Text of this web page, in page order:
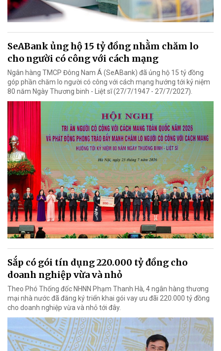
SeABank ủng hộ 15 tỷ đồng nhằm chăm lo
cho người có công với cách mạng
Ngân hàng TMCP Đông Nam Á (SeABank) đã ủng hộ 15 tỷ đồng
góp phần chăm lo người có công với cách mạng hướng tới kỷ niệm
80 năm Ngày Thương binh - Liệt sĩ (27/7/1947 - 27/7/2027).
Sắp có gói tín dụng 220.000 tỷ đồng cho
doanh nghiệp vừa và nhỏ
Theo Phó Thống đốc NHNN Phạm Thanh Hà, 4 ngân hàng thương
mại nhà nước đã đăng ký triển khai gói vay ưu đãi 220.000 tỷ đồng
cho doanh nghiệp vừa và nhỏ tới đây.